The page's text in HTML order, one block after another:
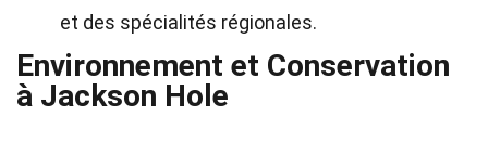
et des spécialités régionales.
Environnement et Conservation
à Jackson Hole